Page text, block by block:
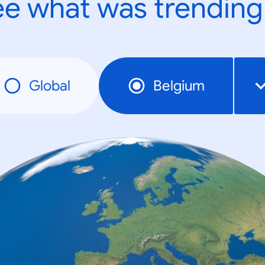
what was
Global Belgium